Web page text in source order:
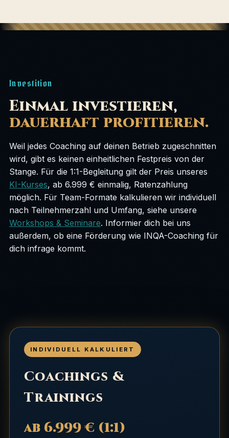
Investition
Einmal investieren,
dauerhaft profitieren.
Weil jedes Coaching auf deinen Betrieb zugeschnitten
wird, gibt es keinen einheitlichen Festpreis von der
Stange. Für die 1:1-Begleitung gilt der Preis unseres
KI-Kurses, ab 6.999 € einmalig, Ratenzahlung
möglich. Für Team-Formate kalkulieren wir individuell
nach Teilnehmerzahl und Umfang, siehe unsere
Workshops & Seminare. Informier dich bei uns
außerdem, ob eine Förderung wie INQA-Coaching für
dich infrage kommt.
INDIVIDUELL KALKULIERT
Coachings &
Trainings
ab 6.999 € (1:1)